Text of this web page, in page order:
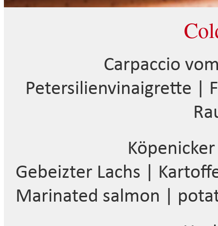
Carpaccio
Petersilienvinaigrette |
Gebeizter Lachs |
Marinated salmon |